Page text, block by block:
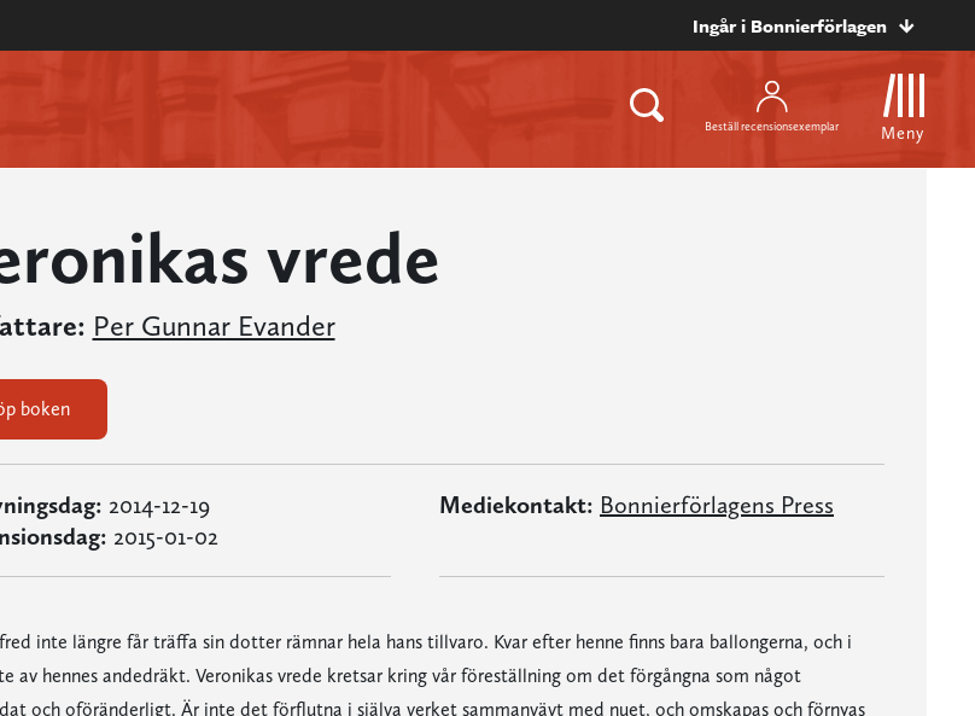
Ingår i Bonnierförlagen
Beställ recensionsexemplar Meny
vrede
Per Gunnar Evander
boken
2014-12-19
2015-01-02
Mediekontakt: Bonnierförlagens Press
inte längre får träffa sin dotter rämnar hela hans tillvaro. Kvar efter henne finns bara ballongerna, och i
av hennes andedräkt. Veronikas vrede kretsar kring vår föreställning om det förgångna som något
och oföränderligt. Är inte det förflutna i själva verket sammanvävt med nuet, och omskapas och förnyas